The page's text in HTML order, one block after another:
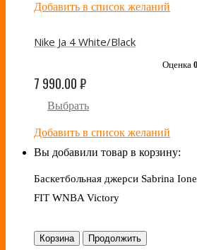
Добавить в список желаний
Nike Ja 4 White/Black
Оценка 0
7 990.00₽
Выбрать
Добавить в список желаний
Вы добавили товар в корзину:
Баскетбольная джерси Sabrina
FIT WNBA Victory
Корзина Продолжить